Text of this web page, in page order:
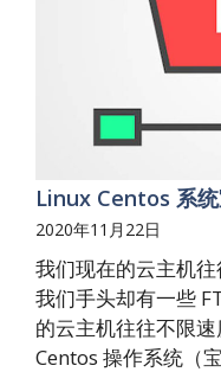
Linux Centos 系
2020年11月22日
我们现在的云主机
我们手头却有一些
的云主机往往不限
Centos 操作系统（